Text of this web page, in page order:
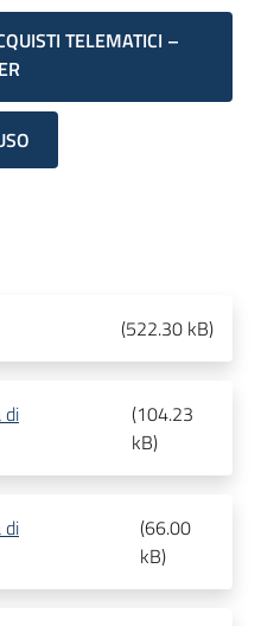
TELEMATICI –
(522.30 kB)
(104.23
kB)
(66.00
kB)